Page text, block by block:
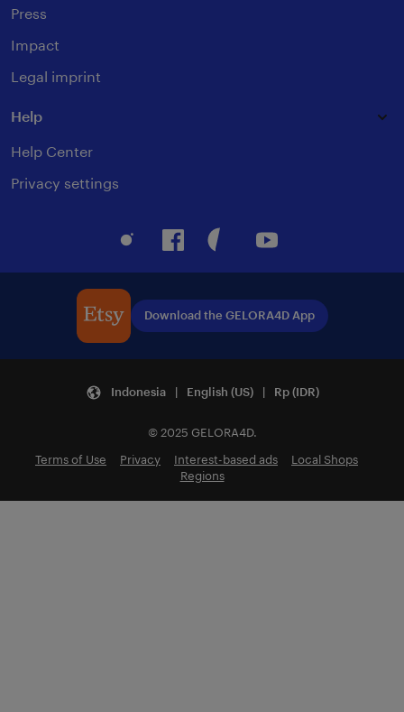
Press
Impact
Legal imprint
Help
Help Center
Privacy settings
InstagramFacebookPinterest
Download the GELORA4D App
Indonesia | English (US) | Rp (IDR)
© 2025 GELORA4D.
Terms of Use
Privacy Interest-based ads
Local Shops
Regions